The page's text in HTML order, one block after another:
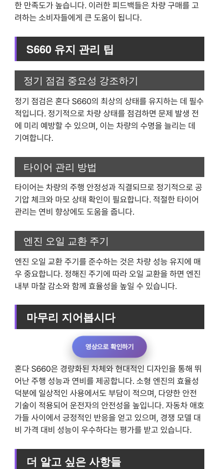
한 만족도가 높습니다. 이러한 피드백들은 차량 구매를 고
려하는 소비자들에게 큰 도움이 됩니다.
S660 유지 관리 팁
정기 점검 중요성 강조하기
정기 점검은 혼다 S660의 최상의 상태를 유지하는 데 필수
적입니다. 정기적으로 차량 상태를 점검하면 문제 발생 전
에 미리 예방할 수 있으며, 이는 차량의 수명을 늘리는 데
기여합니다.
타이어 관리 방법
타이어는 차량의 주행 안정성과 직결되므로 정기적으로 공
기압 체크와 마모 상태 확인이 필요합니다. 적절한 타이어
관리는 연비 향상에도 도움을 줍니다.
엔진 오일 교환 주기
엔진 오일 교환 주기를 준수하는 것은 차량 성능 유지에 매
우 중요합니다. 정해진 주기에 따라 오일 교환을 하면 엔진
내부 마찰 감소와 함께 효율성을 높일 수 있습니다.
마무리 지어봅시다
영상으로 확인하기
혼다 S660은 경량화된 차체와 현대적인 디자인을 통해 뛰
어난 주행 성능과 연비를 제공합니다. 소형 엔진의 효율성
덕분에 일상적인 사용에서도 부담이 적으며, 다양한 안전
기술이 적용되어 운전자의 안전성을 높입니다. 자동차 애호
가들 사이에서 긍정적인 반응을 얻고 있으며, 경쟁 모델 대
비 가격 대비 성능이 우수하다는 평가를 받고 있습니다.
더 알고 싶은 사항들